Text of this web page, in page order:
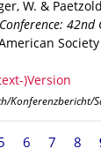
W. &
American
)Version
Konferenzbericht/
6 7 8